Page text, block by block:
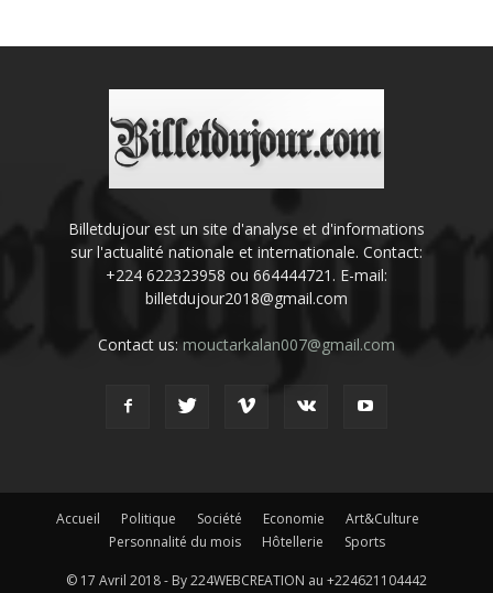
Billetdujour est un site d'analyse et d'informations
sur l'actualité nationale et internationale. Contact:
+224 622323958 ou 664444721. E-mail:
billetdujour2018@gmail.com
Contact us: mouctarkalan007@gmail.com
Accueil Politique Société Economie
Art&Culture
Personnalité du mois
Hôtellerie Sports
© 17 Avril 2018 - By 224WEBCREATION au +224621104442